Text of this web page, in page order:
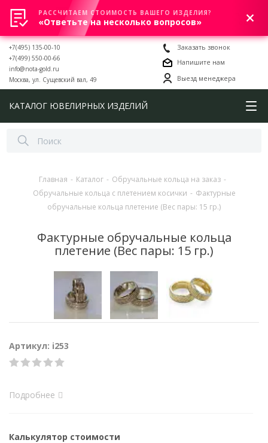
0
+7(495) 135-00-10
+7(499) 550-00-66
info@nota-gold.ru
Москва, ул. Сущевский вал, 49
Заказать звонок
Напишите нам
Выезд менеджера
КАТАЛОГ ЮВЕЛИРНЫХ ИЗДЕЛИЙ
Главная - Каталог - Обручальные кольца на заказ -
Обручальные кольца с плетением косички - Фактурные
обручальные кольца плетение (Вес пары: 15 гр.)
Фактурные обручальные кольца
плетение (Вес пары: 15 гр.)
Артикул: i253
Подробнее
Калькулятор стоимости
РАССЧИТАЕМ СТОИМОСТЬ ВАШЕГО ИЗДЕЛИЯ?
«Ответьте на несколько вопросов»